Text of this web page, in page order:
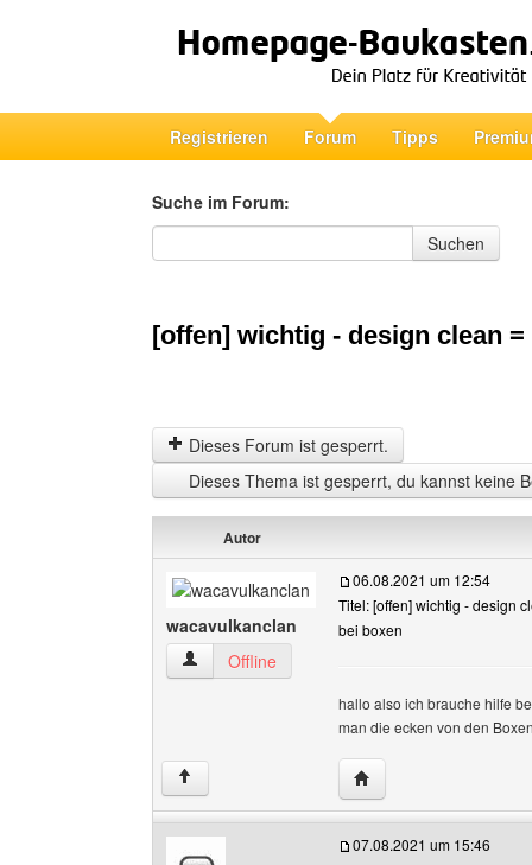
Registrieren Forum Tipps
Suche im Forum:
Suche im Forum
Suchen
[offen] wichtig - design clean
Dieses Forum ist gesperrt.
Dieses Thema ist gesperrt, du kannst keine
Autor
wacavulkanclan
wacavulkanclan Benutzer-Profile anzeigen
Offline
06.08.2021 um 12:54
Titel: [offen] wichtig - design
bei boxen
hallo also ich brauche hilfe
man die ecken von den
↑ Website dieses
07.08.2021 um 15:46